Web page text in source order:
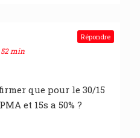
52 min
que pour le 30/15
et 15s a 50% ?
Répondre